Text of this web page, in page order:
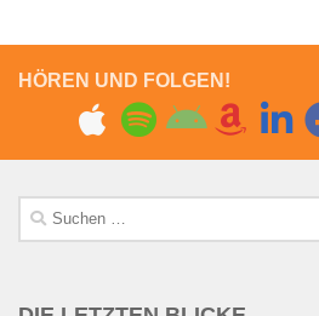
HÖREN UND FOLGEN!
Suchen
nach: